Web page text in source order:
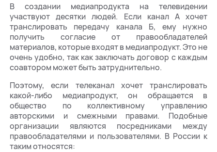
В создании медиапродукта на телевидении
участвуют десятки людей. Если канал А хочет
транслировать передачу канала Б, ему нужно
получить согласие от правообладателей
материалов, которые входят в медиапродукт. Это не
очень удобно, так как заключать договор с каждым
соавтором может быть затруднительно.
Поэтому, если телеканал хочет транслировать
какой-либо медиапродукт, он обращается в
общество по коллективному управлению
авторскими и смежными правами. Подобные
организации являются посредниками между
правообладателями и пользователями. В России к
таким относятся: